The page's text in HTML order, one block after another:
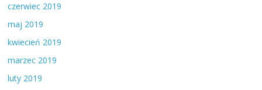
czerwiec 2019
maj 2019
kwiecień 2019
marzec 2019
luty 2019